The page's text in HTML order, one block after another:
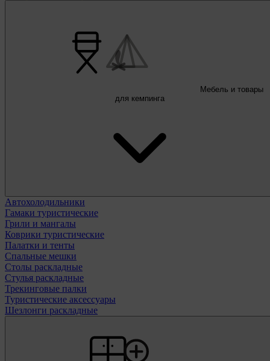
Мебель и товары
для кемпинга
Автохолодильники
Гамаки туристические
Грили и мангалы
Коврики туристические
Палатки и тенты
Спальные мешки
Столы раскладные
Стулья раскладные
Трекинговые палки
Туристические аксессуары
Шезлонги раскладные